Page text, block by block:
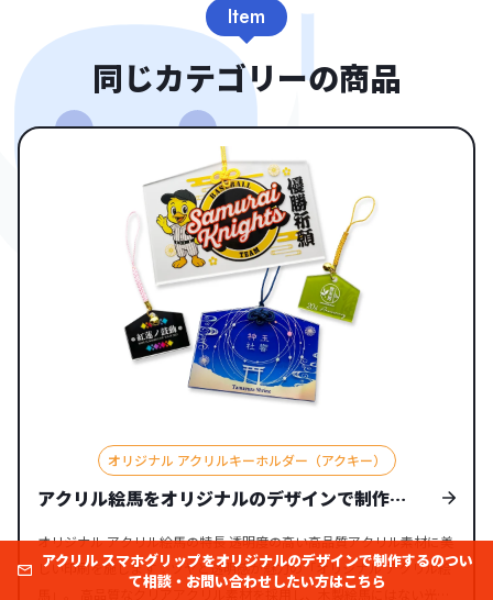
とアクリル素材の強み アクリル製のオリジナルお守りに
は、素材ならではの魅力的な特徴があります。 最大の特
長は、ガラスのように美しい透明感を持ちながら、非常に
軽量である点です。さらに、傷や水濡れにも強い優れた耐
久性を備えているため、キーホルダーとして日常的に持ち
歩いても安心です。 また、デザインの再現性が高い点も
大きな強みです。フルカラー印刷によってキャラクターの
色合いを鮮やかに表現したり、レーザー彫刻で繊細なロゴ
を刻んだりと、細部にまでこだわったデザインを実現でき
ます。さらに、光がアクリルを透過することでデザインに
奥行きが生まれ、他にはない神秘的な印象のお守りを作り
出せるのも、この素材ならではの魅力です。 推し活やノ
ベルティの需要 オリジナルお守りの需要は、個人の「推
し活」から企業の「ノベルティ」まで、さまざまなシーン
で高まりを見せています。 【推し活での活用】 ファン活
動では、推しの写真やキャラクター、モチーフをデザイン
したお守りが、コミュニティを盛り上げる人気アイテムと
なっています。推しの誕生祭に合わせて限定グッズとして
作成したり、ファン同士で交換したりすることで、特別な
Item
同じカテゴリーの商品
オリジナル アクリルキーホルダー（アクキー）
アクリル絵馬をオリジナルのデザインで制作す
オリジナル アクリル絵馬の特長 透明度の高い高品質アクリル素材に美
しい印刷を施します ✨ツヤと透明感が魅力の「オリジナル アクリル絵
アクリル スマホグリップをオリジナルのデザインで制作するのつい
て相談・お問い合わせしたい方はこちら